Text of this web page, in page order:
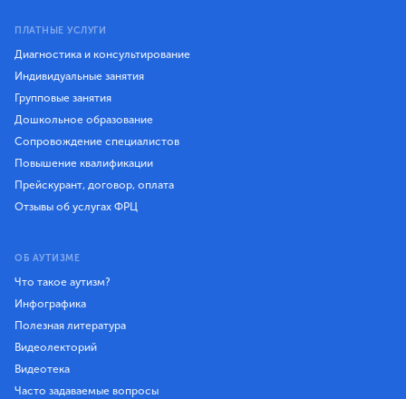
ПЛАТНЫЕ УСЛУГИ
Диагностика и консультирование
Индивидуальные занятия
Групповые занятия
Дошкольное образование
Сопровождение специалистов
Повышение квалификации
Прейскурант, договор, оплата
Отзывы об услугах ФРЦ
ОБ АУТИЗМЕ
Что такое аутизм?
Инфографика
Полезная литература
Видеолекторий
Видеотека
Часто задаваемые вопросы